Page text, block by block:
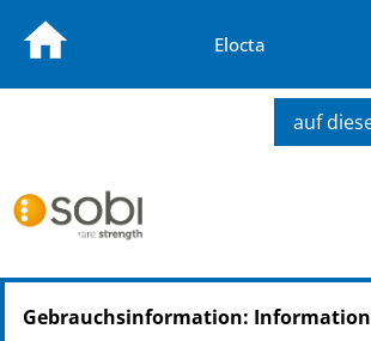
Elocta
auf
Gebrauchsinformation: